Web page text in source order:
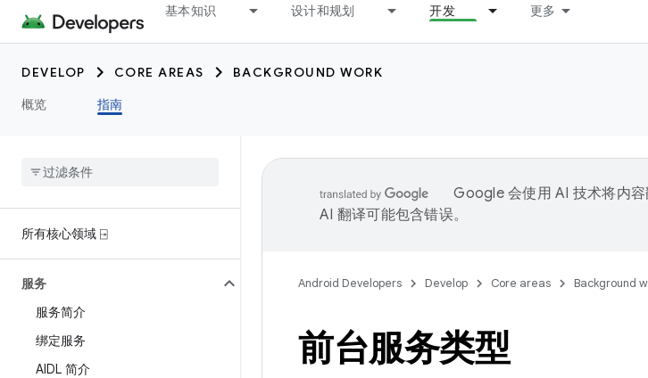
基本知识 设计和规划 开发 更多
DEVELOP CORE AREAS
BACKGROUND WORK
概览
指南
所有核心领域 ⍈
服务
服务简介
绑定服务
AIDL 简介
Google 会使用 AI 技术将内容
AI 翻译可能包含错误。
Android Developers Develop Core areas Background
前台服务类型